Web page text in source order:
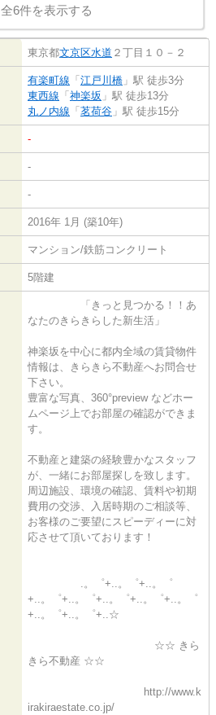
全6件を表示する
東京都文京区水道 ２丁目１０－２
有楽町線 「 江戸川橋 」駅 徒歩3分
東西線 「 神楽坂 」駅 徒歩13分
丸ノ内線 「 茗荷谷 」駅 徒歩15分
-
-
-
2016年 1月 (築10年)
マンション/鉄筋コンクリート
5階建
「きっと見つかる！！あ
なたのきらきらした新生活」
神楽坂を中心に都内全域の賃貸物件
情報は、きらきら不動産へお問合せ
下さい。
豊富な写真、360°preview などホー
ムページ上でお部屋の確認ができま
す。
不動産と建築の経験豊かなスタッフ
が、一緒にお部屋探しを致します。
周辺施設、環境の確認、賃料や初期
費用の交渉、入居時期のご相談等、
お客様のご要望にスピーディーに対
応させて頂いております！
.。゜+..。゜+..。゜
+..。゜+..。゜+..。゜+..。゜+..。゜
+..。゜+..。゜+..☆
☆☆ きら
きら不動産 ☆☆
http://www.k
irakiraestate.co.jp/